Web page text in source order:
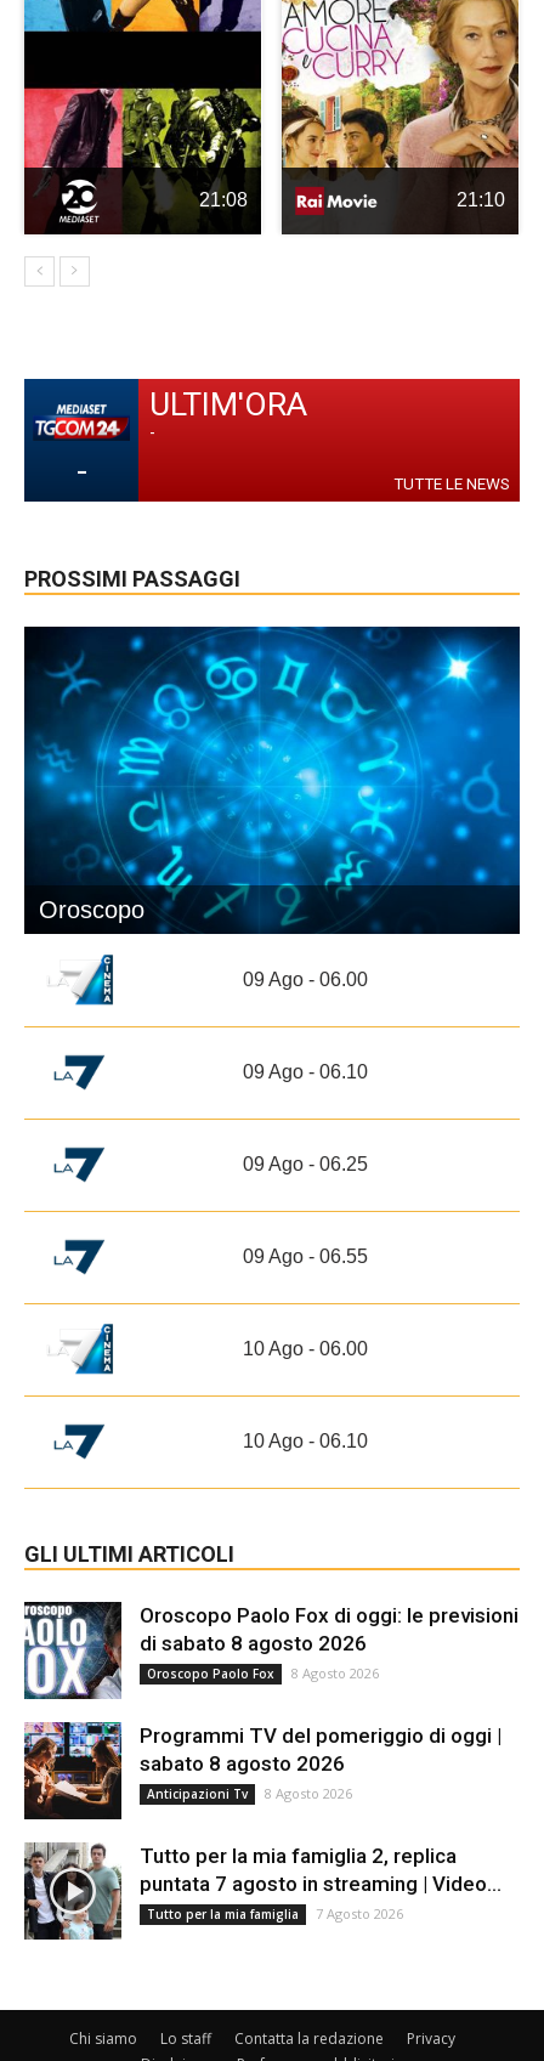
21:08 21:10
-
ULTIM'ORA
-
TUTTE LE NEWS
PROSSIMI PASSAGGI
Oroscopo
09 Ago - 06.00
09 Ago - 06.10
09 Ago - 06.25
09 Ago - 06.55
10 Ago - 06.00
10 Ago - 06.10
GLI ULTIMI ARTICOLI
Oroscopo Paolo Fox di oggi: le previsioni
di sabato 8 agosto 2026
Oroscopo Paolo Fox 8 Agosto 2026
Programmi TV del pomeriggio di oggi |
sabato 8 agosto 2026
Anticipazioni Tv 8 Agosto 2026
Tutto per la mia famiglia 2, replica
puntata 7 agosto in streaming | Video...
Tutto per la mia famiglia 7 Agosto 2026
Chi siamo Lo staff Contatta la redazione
Privacy